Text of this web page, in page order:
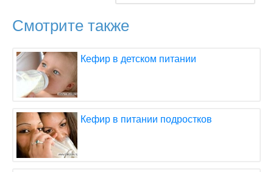
Смотрите также
Кефир в детском питании
Кефир в питании подростков